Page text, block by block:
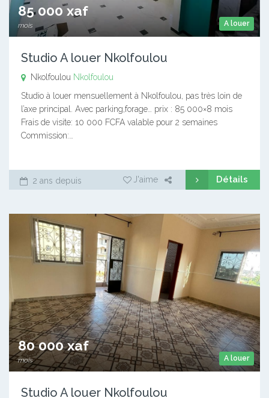
A louer
85 000 xaf
mois
Studio A louer Nkolfoulou
Nkolfoulou Nkolfoulou
Studio à louer mensuellement à Nkolfoulou, pas très loin de
l’axe principal. Avec parking,forage… prix : 85 000×8 mois
Frais de visite: 10 000 FCFA valable pour 2 semaines
Commission:…
2 ans depuis J'aime Détails
A louer
80 000 xaf
mois
Studio A louer Nkolfoulou